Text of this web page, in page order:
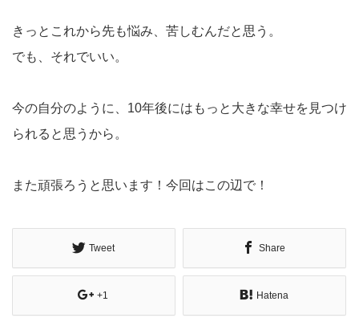
きっとこれから先も悩み、苦しむんだと思う。
でも、それでいい。
今の自分のように、10年後にはもっと大きな幸せを見つけ
られると思うから。
また頑張ろうと思います！今回はこの辺で！
Tweet Share
+1 Hatena